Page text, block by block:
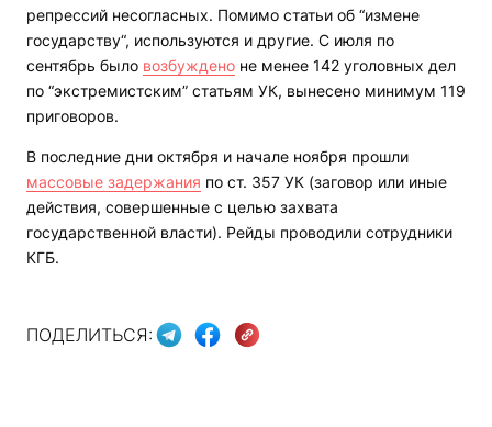
репрессий несогласных. Помимо статьи об “измене
государству“, используются и другие. С июля по
сентябрь было возбуждено не менее 142 уголовных дел
по “экстремистским” статьям УК, вынесено минимум 119
приговоров.
В последние дни октября и начале ноября прошли
массовые задержания по ст. 357 УК (заговор или иные
действия, совершенные с целью захвата
государственной власти). Рейды проводили сотрудники
КГБ.
ПОДЕЛИТЬСЯ: